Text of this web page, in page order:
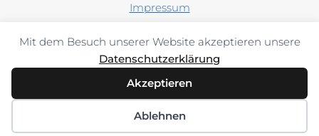
Mit dem Besuch unserer Website akzeptieren unsere
Datenschutzerklärung
Akzeptieren
Ablehnen
Impressum
AAB / AGB